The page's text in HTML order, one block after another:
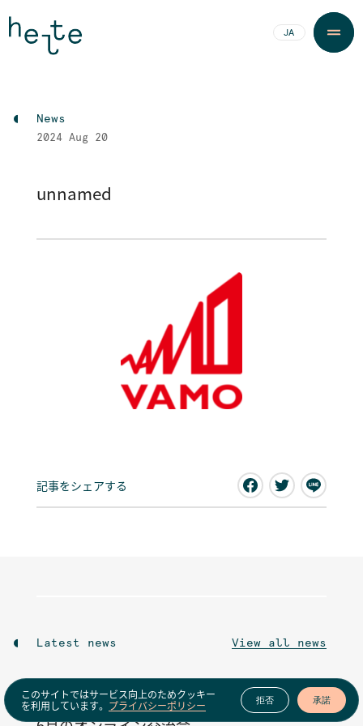
JA
News
2024 Aug 20
unnamed
記事をシェアする
Latest news View all news
Events
このサイトではサービス向上のためクッキー
を利用しています。 プライバシーポリシー 拒否 承諾